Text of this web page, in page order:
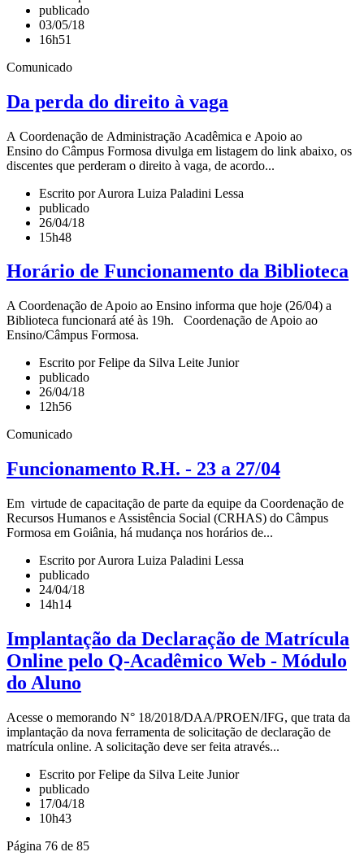
publicado
03/05/18
16h51
Comunicado
Da perda do direito à vaga
A Coordenação de Administração Acadêmica e Apoio ao
Ensino do Câmpus Formosa divulga em listagem do link abaixo, os
discentes que perderam o direito à vaga, de acordo...
Escrito por Aurora Luiza Paladini Lessa
publicado
26/04/18
15h48
Horário de Funcionamento da Biblioteca
A Coordenação de Apoio ao Ensino informa que hoje (26/04) a
Biblioteca funcionará até às 19h. Coordenação de Apoio ao
Ensino/Câmpus Formosa.
Escrito por Felipe da Silva Leite Junior
publicado
26/04/18
12h56
Comunicado
Funcionamento R.H. - 23 a 27/04
Em virtude de capacitação de parte da equipe da Coordenação de
Recursos Humanos e Assistência Social (CRHAS) do Câmpus
Formosa em Goiânia, há mudança nos horários de...
Escrito por Aurora Luiza Paladini Lessa
publicado
24/04/18
14h14
Implantação da Declaração de Matrícula
Online pelo Q-Acadêmico Web - Módulo
do Aluno
Acesse o memorando N° 18/2018/DAA/PROEN/IFG, que trata da
implantação da nova ferramenta de solicitação de declaração de
matrícula online. A solicitação deve ser feita através...
Escrito por Felipe da Silva Leite Junior
publicado
17/04/18
10h43
Página 76 de 85